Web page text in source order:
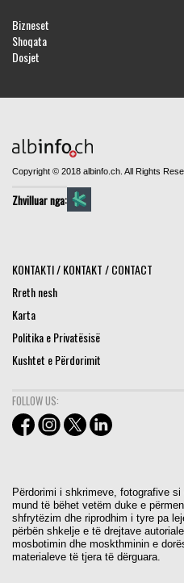
Bizneset
Shoqata
Dosjet
Copyright © 2018 albinfo.ch. All Rights
Zhvilluar nga:
KONTAKTI / KONTAKT / CONTACT
Rreth nesh
Karta
Politika e Privatësisë
Kushtet e Përdorimit
FOLLOW US:
Përdorimi i shkrimeve, fotografive
mund të bëhet vetëm duke e
shfrytëzim dhe riprodhim i tyre pa
përbën shkelje e të drejtave
mosbotimin dhe moskthminin e
materialeve të tjera të dërguara.